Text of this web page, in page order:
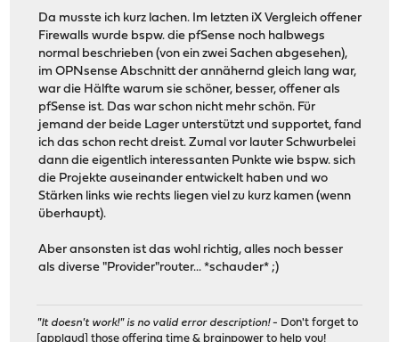
Da musste ich kurz lachen. Im letzten iX Vergleich offener
Firewalls wurde bspw. die pfSense noch halbwegs
normal beschrieben (von ein zwei Sachen abgesehen),
im OPNsense Abschnitt der annähernd gleich lang war,
war die Hälfte warum sie schöner, besser, offener als
pfSense ist. Das war schon nicht mehr schön. Für
jemand der beide Lager unterstützt und supportet, fand
ich das schon recht dreist. Zumal vor lauter Schwurbelei
dann die eigentlich interessanten Punkte wie bspw. sich
die Projekte auseinander entwickelt haben und wo
Stärken links wie rechts liegen viel zu kurz kamen (wenn
überhaupt).
Aber ansonsten ist das wohl richtig, alles noch besser
als diverse "Provider"router... *schauder* ;)
"It doesn't work!" is no valid error description!- Don't forget to
[applaud] those offering time & brainpower to help you!